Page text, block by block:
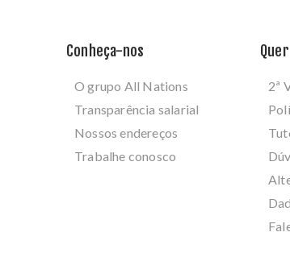
Conheça-nos
O grupo All Nations
Transparência salarial
Nossos endereços
Trabalhe conosco
2ª